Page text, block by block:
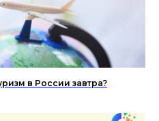
в России завтра?